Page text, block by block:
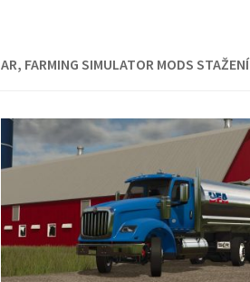
AR, FARMING SIMULATOR MODS STAŽENÍ